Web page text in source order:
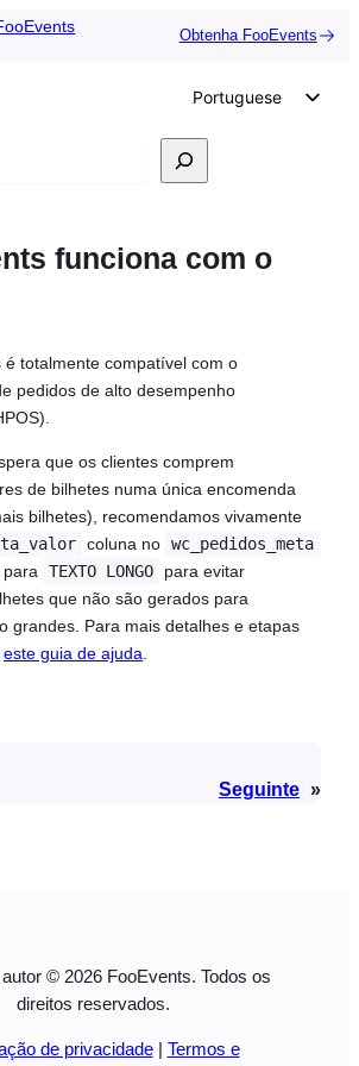
Obtenha FooEvents
Portuguese
English
German
Spanish
Polish
funciona com o
é totalmente compatível com o
pedidos de alto desempenho
que os clientes comprem
de bilhetes numa única encomenda
bilhetes), recomendamos vivamente
coluna no wc_pedidos_meta
para TEXTO LONGO
para evitar
que não são gerados para
grandes. Para mais detalhes e etapas
este guia de ajuda
Seguinte »
© 2026 FooEvents. Todos os
direitos reservados.
de privacidade| Termos e